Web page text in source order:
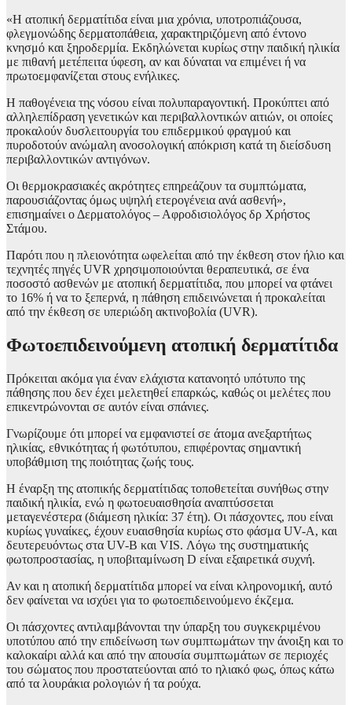
«Η ατοπική δερματίτιδα είναι μια χρόνια, υποτροπιάζουσα,
φλεγμονώδης δερματοπάθεια, χαρακτηριζόμενη από έντονο
κνησμό και ξηροδερμία. Εκδηλώνεται κυρίως στην παιδική ηλικία
με πιθανή μετέπειτα ύφεση, αν και δύναται να επιμένει ή να
πρωτοεμφανίζεται στους ενήλικες.
Η παθογένεια της νόσου είναι πολυπαραγοντική. Προκύπτει από
αλληλεπίδραση γενετικών και περιβαλλοντικών αιτιών, οι οποίες
προκαλούν δυσλειτουργία του επιδερμικού φραγμού και
πυροδοτούν ανώμαλη ανοσολογική απόκριση κατά τη διείσδυση
περιβαλλοντικών αντιγόνων.
Οι θερμοκρασιακές ακρότητες επηρεάζουν τα συμπτώματα,
παρουσιάζοντας όμως υψηλή ετερογένεια ανά ασθενή»,
επισημαίνει ο Δερματολόγος – Αφροδισιολόγος δρ Χρήστος
Στάμου.
Παρότι που η πλειονότητα ωφελείται από την έκθεση στον ήλιο και
τεχνητές πηγές UVR χρησιμοποιούνται θεραπευτικά, σε ένα
ποσοστό ασθενών με ατοπική δερματίτιδα, που μπορεί να φτάνει
το 16% ή να το ξεπερνά, η πάθηση επιδεινώνεται ή προκαλείται
από την έκθεση σε υπεριώδη ακτινοβολία (UVR).
Φωτοεπιδεινούμενη ατοπική δερματίτιδα
Πρόκειται ακόμα για έναν ελάχιστα κατανοητό υπότυπο της
πάθησης που δεν έχει μελετηθεί επαρκώς, καθώς οι μελέτες που
επικεντρώνονται σε αυτόν είναι σπάνιες.
Γνωρίζουμε ότι μπορεί να εμφανιστεί σε άτομα ανεξαρτήτως
ηλικίας, εθνικότητας ή φωτότυπου, επιφέροντας σημαντική
υποβάθμιση της ποιότητας ζωής τους.
Η έναρξη της ατοπικής δερματίτιδας τοποθετείται συνήθως στην
παιδική ηλικία, ενώ η φωτοευαισθησία αναπτύσσεται
μεταγενέστερα (διάμεση ηλικία: 37 έτη). Οι πάσχοντες, που είναι
κυρίως γυναίκες, έχουν ευαισθησία κυρίως στο φάσμα UV-A, και
δευτερευόντως στα UV-B και VIS. Λόγω της συστηματικής
φωτοπροστασίας, η υποβιταμίνωση D είναι εξαιρετικά συχνή.
Αν και η ατοπική δερματίτιδα μπορεί να είναι κληρονομική, αυτό
δεν φαίνεται να ισχύει για το φωτοεπιδεινούμενο έκζεμα.
Οι πάσχοντες αντιλαμβάνονται την ύπαρξη του συγκεκριμένου
υποτύπου από την επιδείνωση των συμπτωμάτων την άνοιξη και το
καλοκαίρι αλλά και από την απουσία συμπτωμάτων σε περιοχές
του σώματος που προστατεύονται από το ηλιακό φως, όπως κάτω
από τα λουράκια ρολογιών ή τα ρούχα.